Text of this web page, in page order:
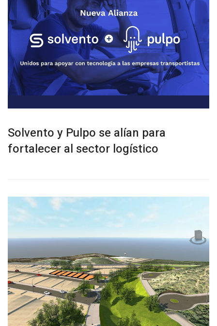
Solvento y Pulpo se alían para
fortalecer al sector logístico